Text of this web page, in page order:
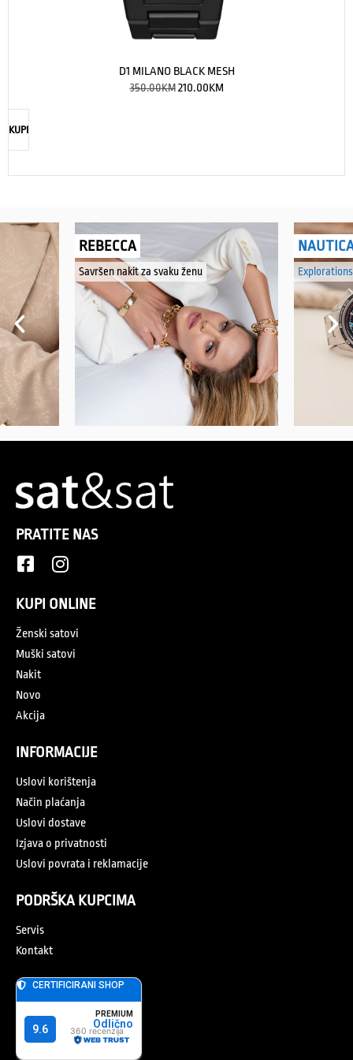
D1 MILANO BLACK MESH
350.00KM 210.00KM
KUPI
REBECCA
Savršen nakit za svaku ženu
PRATITE NAS
KUPI ONLINE
Ženski satovi
Muški satovi
Nakit
Novo
Akcija
INFORMACIJE
Uslovi korištenja
Način plaćanja
Uslovi dostave
Izjava o privatnosti
Uslovi povrata i reklamacije
PODRŠKA KUPCIMA
Servis
Kontakt